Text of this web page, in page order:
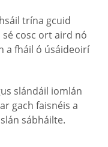
trína gcuid
cosc ort aird nó
a fháil ó úsáideoirí
slándáil iomlán
gach faisnéis a
sábháilte.